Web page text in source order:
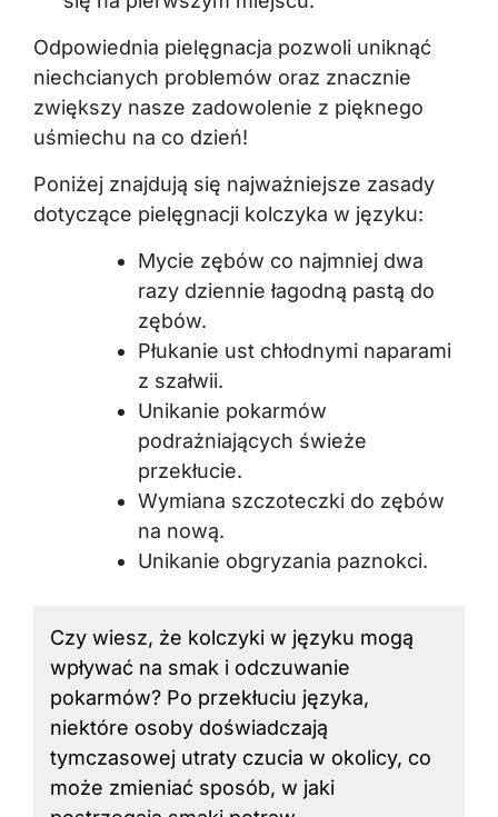
Odpowiednia pielęgnacja pozwoli uniknąć
niechcianych problemów oraz znacznie
zwiększy nasze zadowolenie z pięknego
uśmiechu na co dzień!
Poniżej znajdują się najważniejsze zasady
dotyczące pielęgnacji kolczyka w języku:
Mycie zębów co najmniej dwa
razy dziennie łagodną pastą do
zębów.
Płukanie ust chłodnymi naparami
z szałwii.
Unikanie pokarmów
podrażniających świeże
przekłucie.
Wymiana szczoteczki do zębów
na nową.
Unikanie obgryzania paznokci.
Czy wiesz, że kolczyki w języku mogą
wpływać na smak i odczuwanie
pokarmów? Po przekłuciu języka,
niektóre osoby doświadczają
tymczasowej utraty czucia w okolicy, co
może zmieniać sposób, w jaki
postrzegają smaki potraw.